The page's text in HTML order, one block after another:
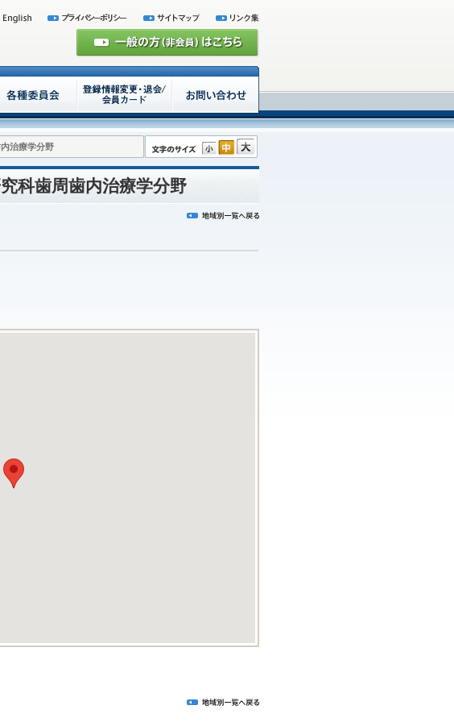
治療学分野
科歯周歯内治療学分野